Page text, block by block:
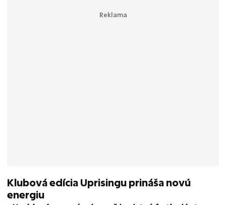
Klubová edícia Uprisingu prináša novú
energiu